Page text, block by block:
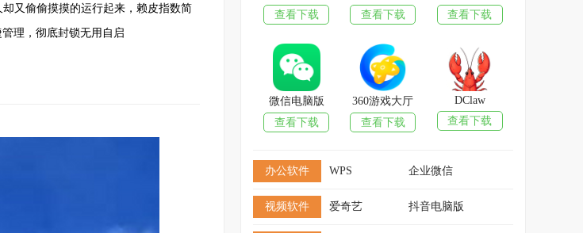
又偷偷摸摸的运行起来，赖皮指数简
理，彻底封锁无用自启
查看下载
查看下载
查看下载
微信电脑版
查看下载
360游戏大厅
查看下载
DClaw
查看下载
办公软件 WPS 企业微信
视频软件 爱奇艺 抖音电脑版